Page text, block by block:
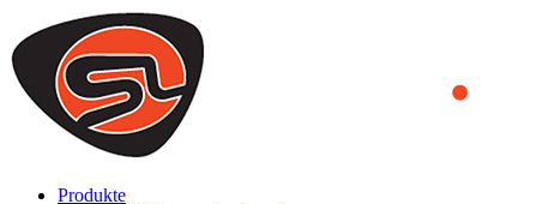
We use cookies to ensure that we provide you the best experience
on our website. By continuing to browse this website, you accept
that cookies are used to help us analyze how the website is used and
to offer you a better experience. To learn more or to find out how
you can disable cookies, you can access our
Produkte